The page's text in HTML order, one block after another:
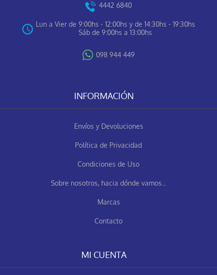
4442 6840
Lun a Vier de 9:00hs - 12:00hs y de 14:30hs - 19:30hs
Sáb de 9:00hs a 13:00hs
098 944 449
INFORMACIÓN
Envíos y Devoluciones
Política de Privacidad
Condiciones de Uso
Sobre nosotros, hacia dónde vamos...
Marcas
Contacto
MI CUENTA